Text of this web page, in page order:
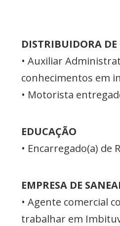
DISTRIBUIDORA DE
• Auxiliar
conhecimentos em
• Motorista
EDUCAÇÃO
• Encarregado(a) de
EMPRESA DE
• Agente comercial
trabalhar em